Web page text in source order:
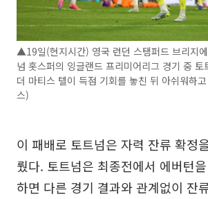
▲19일(현지시간) 영국 런던 스탬퍼드 브리지
넘 홋스퍼의 잉글랜드 프리미어리그 경기 중 토
더 마티스 텔이 득점 기회를 놓친 뒤 아쉬워하
스)
이 패배로 토트넘은 자력 잔류 확정
뤘다. 토트넘은 최종전에서 에버턴
하면 다른 경기 결과와 관계없이 잔